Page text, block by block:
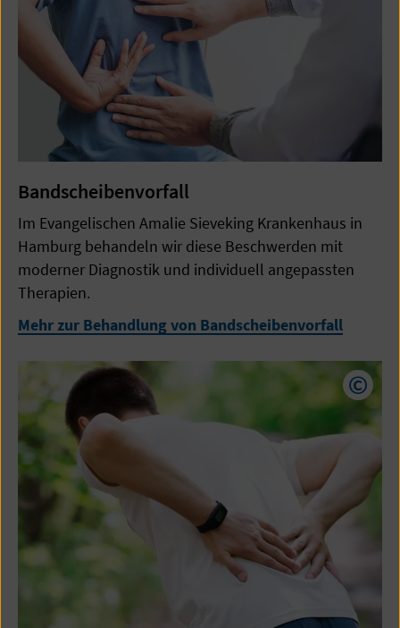
Bandscheibenvorfall
Im Evangelischen Amalie Sieveking Krankenhaus in
Hamburg behandeln wir diese Beschwerden mit
moderner Diagnostik und individuell angepassten
Therapien.
Mehr zur Behandlung von Bandscheibenvorfall